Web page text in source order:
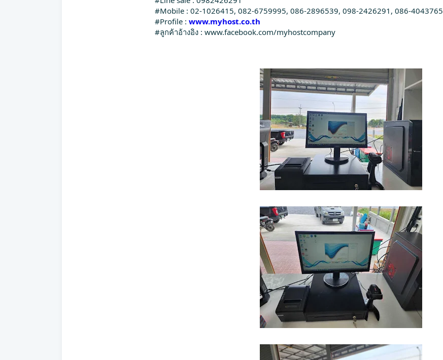
#Mobile : 02-1026415, 082-6759995, 086-2896539, 098-2426291, 086-4043765
#Profile : www.myhost.co.th
#ลูกค้าอ้างอิง : www.facebook.com/myhostcompany